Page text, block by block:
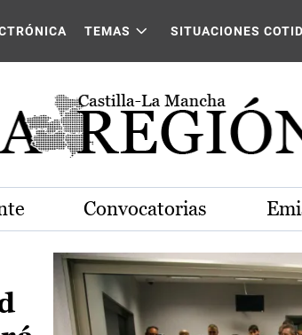
La Mancha
TEMAS SITUACIONES
Convocatorias